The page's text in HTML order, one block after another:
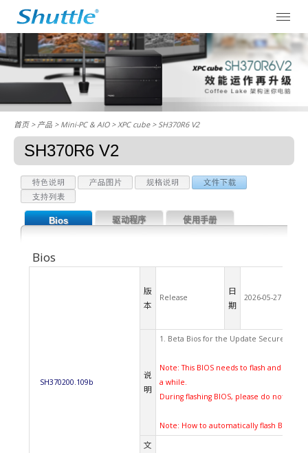
首页> 产品 > Mini-PC & AIO >XPC cube> SH370R6 V2
SH370R6 V2
Bios 驱动程序 使用手册
Bios
SH370200.109b
版
本
Release
日
期
2026-05-27
说
明
1. Beta Bios for the Update Secure Boot
Note: This BIOS needs to flash and
a while.
During flashing BIOS, please do not
Note: How to automatically flash BIOS
文